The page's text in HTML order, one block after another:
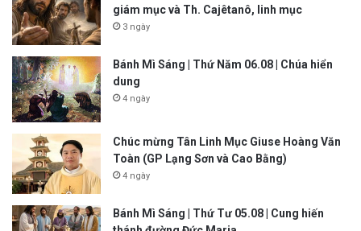
giám mục và Th. Cajêtanô, linh mục
3 ngày
Bánh Mì Sáng | Thứ Năm 06.08 | Chúa hiển
dung
4 ngày
Chúc mừng Tân Linh Mục Giuse Hoàng Văn
Toàn (GP Lạng Sơn và Cao Bằng)
4 ngày
Bánh Mì Sáng | Thứ Tư 05.08 | Cung hiến